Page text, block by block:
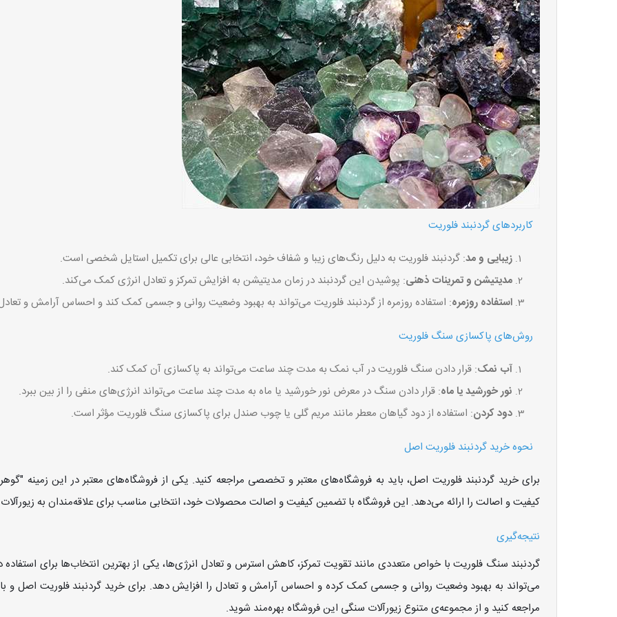
کاربردهای گردنبند فلوریت
زیبایی و مد: گردنبند فلوریت به دلیل رنگ‌های زیبا و شفاف خود، انتخابی عالی برای تکمیل استایل شخصی است.
مدیتیشن و تمرینات ذهنی: پوشیدن این گردنبند در زمان مدیتیشن به افزایش تمرکز و تعادل انرژی کمک می‌کند.
استفاده روزمره: استفاده روزمره از گردنبند فلوریت می‌تواند به بهبود وضعیت روانی و جسمی کمک کند و احساس آرامش و
روش‌های پاکسازی سنگ فلوریت
آب نمک: قرار دادن سنگ فلوریت در آب نمک به مدت چند ساعت می‌تواند به پاکسازی آن کمک کند.
نور خورشید یا ماه: قرار دادن سنگ در معرض نور خورشید یا ماه به مدت چند ساعت می‌تواند انرژی‌های منفی را از بین ببرد.
دود کردن: استفاده از دود گیاهان معطر مانند مریم گلی یا چوب صندل برای پاکسازی سنگ فلوریت مؤثر است.
نحوه خرید گردنبند فلوریت اصل
برای خرید گردنبند فلوریت اصل، باید به فروشگاه‌های معتبر و تخصصی مراجعه کنید. یکی از فروشگاه‌های معتبر در این زمینه
کیفیت و اصالت را ارائه می‌دهد. این فروشگاه با تضمین کیفیت و اصالت محصولات خود، انتخابی مناسب برای علاقه‌مندان به
نتیجه‌گیری
گردنبند سنگ فلوریت با خواص متعددی مانند تقویت تمرکز، کاهش استرس و تعادل انرژی‌ها، یکی از بهترین انتخاب‌ها برای استفاده
می‌تواند به بهبود وضعیت روانی و جسمی کمک کرده و احساس آرامش و تعادل را افزایش دهد. برای خرید گردنبند فلوریت اصل و با
مراجعه کنید و از مجموعه‌ی متنوع زیورآلات سنگی این فروشگاه بهره‌مند شوید.